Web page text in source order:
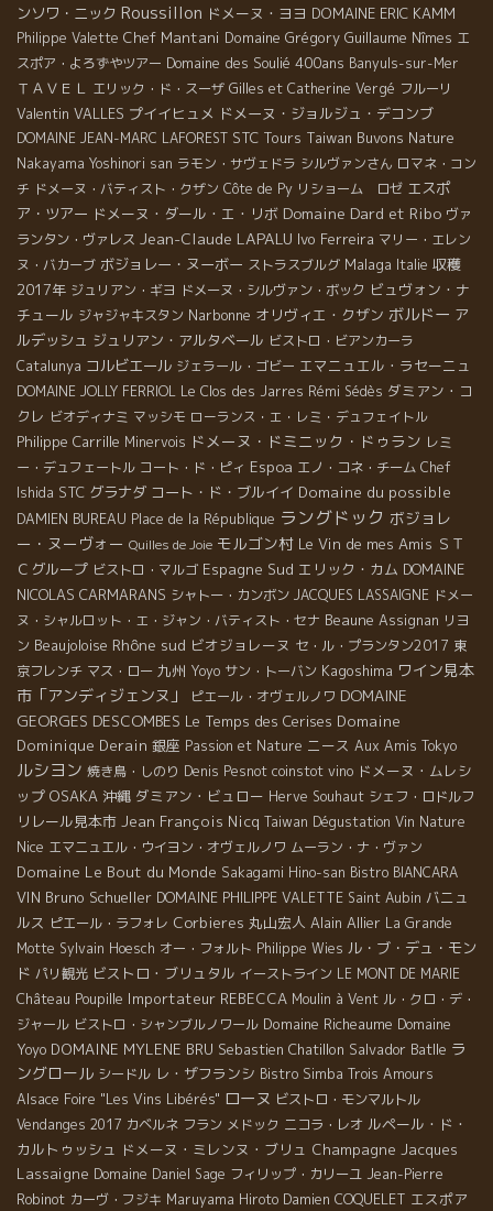
ンソワ・ニック Roussillon ドメーヌ・ヨヨ DOMAINE ERIC KAMM
Philippe Valette Chef Mantani Domaine Grégory Guillaume Nîmes エ
スポア・よろずやツアー Domaine des Soulié 400ans Banyuls-sur-Mer
ＴＡＶＥＬ エリック・ド・スーザ Gilles et Catherine Vergé フルーリ
Valentin VALLES プイイヒュメ ドメーヌ・ジョルジュ・デコンブ
DOMAINE JEAN-MARC LAFOREST STC Tours Taiwan Buvons Nature
Nakayama Yoshinori san ラモン・サヴェドラ シルヴァンさん ロマネ・コン
チ ドメーヌ・バティスト・クザン Côte de Py リショーム ロゼ エスポ
ア・ツアー ドメーヌ・ダール・エ・リボ Domaine Dard et Ribo ヴァ
ランタン・ヴァレス Jean-Claude LAPALU Ivo Ferreira マリー・エレン
ヌ・バカーブ ボジョレー・ヌーボー ストラスブルグ Malaga Italie 収穫
2017年 ジュリアン・ギヨ ドメーヌ・シルヴァン・ボック ビュヴォン・ナ
チュール ジャジャキスタン Narbonne オリヴィエ・クザン ボルドー ア
ルデッシュ ジュリアン・アルタベール ビストロ・ビアンカーラ
Catalunya コルビエール ジェラール・ゴビー エマニュエル・ラセーニュ
DOMAINE JOLLY FERRIOL Le Clos des Jarres Rémi Sédès ダミアン・コ
クレ ビオディナミ マッシモ ローランス・エ・レミ・デュフェイトル
Philippe Carrille Minervois ドメーヌ・ドミニック・ドゥラン レミ
ー・デュフェートル コート・ド・ピィ Espoa エノ・コネ・チーム Chef
Ishida STC グラナダ コート・ド・ブルイイ Domaine du possible
DAMIEN BUREAU Place de la République ラングドック ボジョレ
ー・ヌーヴォー Quilles de Joie モルゴン村 Le Vin de mes Amis ＳＴ
Ｃグループ ビストロ・マルゴ Espagne Sud エリック・カム DOMAINE
NICOLAS CARMARANS シャトー・カンボン JACQUES LASSAIGNE ドメー
ヌ・シャルロット・エ・ジャン・バティスト・セナ Beaune Assignan リヨ
ン Beaujoloise Rhône sud ビオジョレーヌ セ・ル・プランタン2017 東
京フレンチ マス・ロー 九州 Yoyo サン・トーバン Kagoshima ワイン見本
市「アンディジェンヌ」
ピエール・オヴェルノワ DOMAINE
GEORGES DESCOMBES Le Temps des Cerises Domaine
Dominique Derain 銀座 Passion et Nature ニース Aux Amis Tokyo
ルシヨン 焼き鳥・しのり Denis Pesnot coinstot vino ドメーヌ・ムレシ
ップ OSAKA 沖縄 ダミアン・ビュロー Herve Souhaut シェフ・ロドルフ
リレール見本市 Jean François Nicq Taiwan Dégustation Vin Nature
Nice エマニュエル・ウイヨン・オヴェルノワ ムーラン・ナ・ヴァン
Domaine Le Bout du Monde Sakagami Hino-san Bistro BIANCARA
VIN Bruno Schueller DOMAINE PHILIPPE VALETTE Saint Aubin バニュ
ルス ピエール・ラフォレ Corbieres 丸山宏人 Alain Allier La Grande
Motte Sylvain Hoesch オー・フォルト Philippe Wies ル・ブ・デュ・モン
ド パリ観光 ビストロ・ブリュタル イーストライン LE MONT DE MARIE
Château Poupille Importateur REBECCA Moulin à Vent ル・クロ・デ・
ジャール ビストロ・シャンブルノワール Domaine Richeaume Domaine
Yoyo DOMAINE MYLENE BRU Sebastien Chatillon Salvador Batlle ラ
ングロール シードル レ・ザフランシ Bistro Simba Trois Amours
Alsace Foire "Les Vins Libérés" ローヌ ビストロ・モンマルトル
Vendanges 2017 カベルネ フラン メドック ニコラ・レオ ルペール・ド・
カルトゥッシュ ドメーヌ・ミレンヌ・ブリュ Champagne Jacques
Lassaigne Domaine Daniel Sage フィリップ・カリーユ Jean-Pierre
Robinot カーヴ・フジキ Maruyama Hiroto Damien COQUELET エスポア